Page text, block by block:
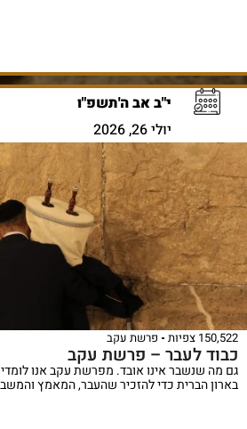
י"ב אב ה'תשפ"ו
יולי 26, 2026
150,522 צפיות פרשת עקב
כבוד לעבר – פרשת עקב
גם מה שנשבר אינו אובד. מפרשת עקב אנו
בארון הברית כדי להזכיר שהעבר, המאמץ